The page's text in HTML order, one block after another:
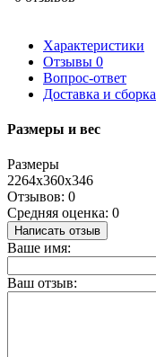
Характеристики
Отзывы 0
Вопрос-ответ
Доставка и сборка
Размеры и вес
Размеры
2264х360х346
Отзывов: 0
Средняя оценка: 0
Написать отзыв
Ваше имя:
Ваш отзыв: